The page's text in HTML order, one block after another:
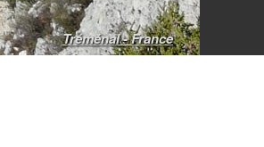
Tréménal - France